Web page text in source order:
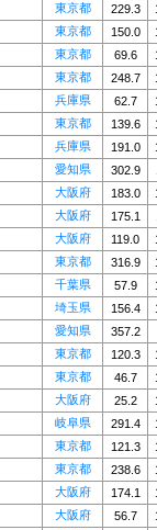
東京都 229.3
東京都 150.0
東京都 69.6
東京都 248.7
兵庫県 62.7
東京都 139.6
兵庫県 191.0
愛知県 302.9
大阪府 183.0
大阪府 175.1
大阪府 119.0
東京都 316.9
千葉県 57.9
埼玉県 156.4
愛知県
357.2
東京都 120.3
東京都 46.7
大阪府 25.2
岐阜県 291.4
東京都 121.3
東京都 238.6
大阪府 174.1
大阪府 56.7